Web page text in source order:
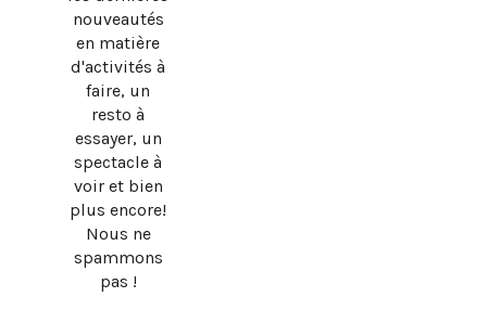
nouveautés
en matière
d'activités à
faire, un
resto à
essayer, un
spectacle à
voir et bien
plus encore!
Nous ne
spammons
pas !
BRUNO PELLETIER 3 ET MOI : UN SPECTACLE À VOIR AU